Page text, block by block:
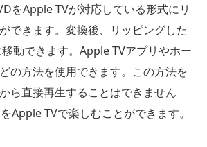
をApple TVが対応している形式にリ
できます。変換後、リッピングした
動できます。Apple TVアプリやホー
の方法を使用できます。この方法を
ら直接再生することはできません
Apple TVで楽しむことができます。